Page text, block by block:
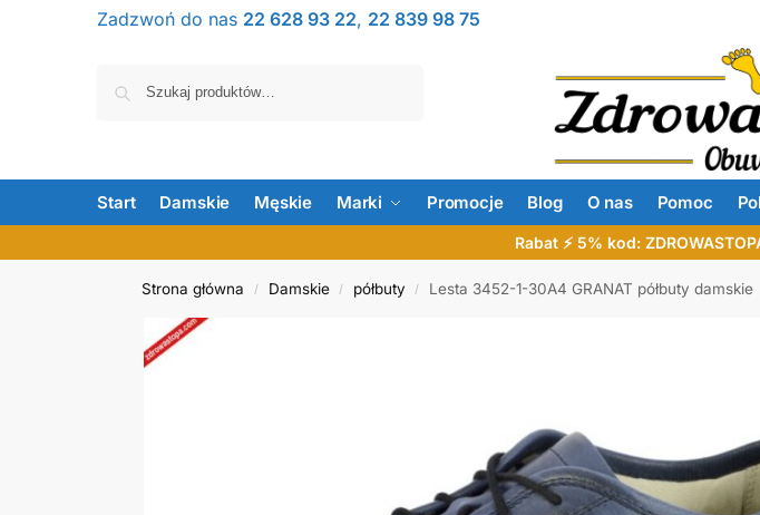
Zadzwoń do nas 22 628 93 22, 22 839 98 75
Start Damskie Męskie Marki Promocje Blog O nas Pomoc
Rabat ⚡ 5% kod:
Strona główna / Damskie / półbuty / Lesta 3452-1-30A4 GRANAT półbuty damskie